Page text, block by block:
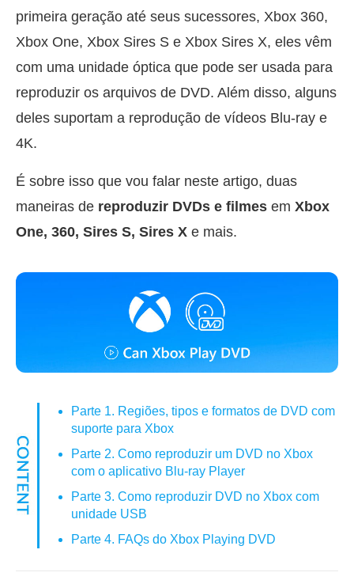
primeira geração até seus sucessores, Xbox 360,
Xbox One, Xbox Sires S e Xbox Sires X, eles vêm
com uma unidade óptica que pode ser usada para
reproduzir os arquivos de DVD. Além disso, alguns
deles suportam a reprodução de vídeos Blu-ray e
4K.
É sobre isso que vou falar neste artigo, duas
maneiras de reproduzir DVDs e filmes em Xbox
One, 360, Sires S, Sires X e mais.
Parte 1. Regiões, tipos e formatos de DVD com
suporte para Xbox
Parte 2. Como reproduzir um DVD no Xbox
com o aplicativo Blu-ray Player
Parte 3. Como reproduzir DVD no Xbox com
unidade USB
Parte 4. FAQs do Xbox Playing DVD